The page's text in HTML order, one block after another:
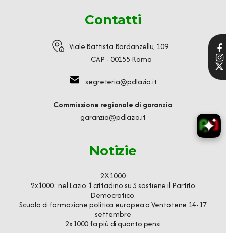
Contatti
Viale Battista Bardanzellu, 109
CAP - 00155 Roma
segreteria@pdlazio.it
Commissione regionale di garanzia
garanzia@pdlazio.it
Notizie
2X1000
2x1000: nel Lazio 1 cittadino su 3 sostiene il Partito
Democratico.
Scuola di formazione politica europea a Ventotene 14-17
settembre
2x1000 fa più di quanto pensi